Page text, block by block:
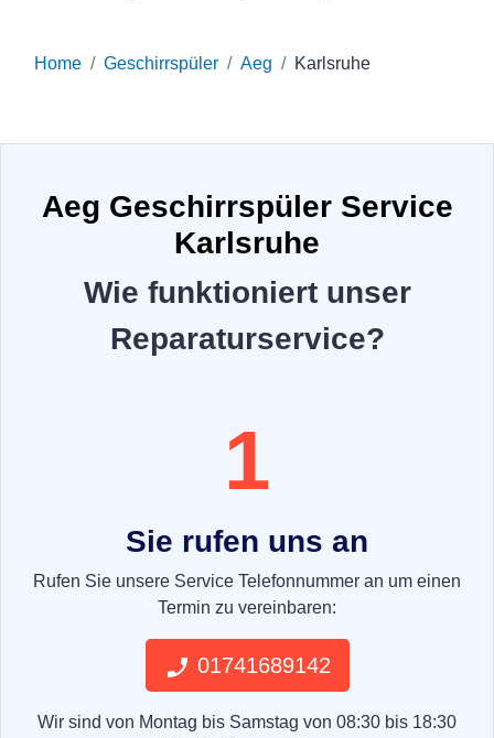
Home Geschirrspüler Aeg Karlsruhe
Aeg Geschirrspüler Service
Karlsruhe
Wie funktioniert unser
Reparaturservice?
1
Sie rufen uns an
Rufen Sie unsere Service Telefonnummer an um einen
Termin zu vereinbaren:
01741689142
Wir sind von Montag bis Samstag von 08:30 bis 18:30